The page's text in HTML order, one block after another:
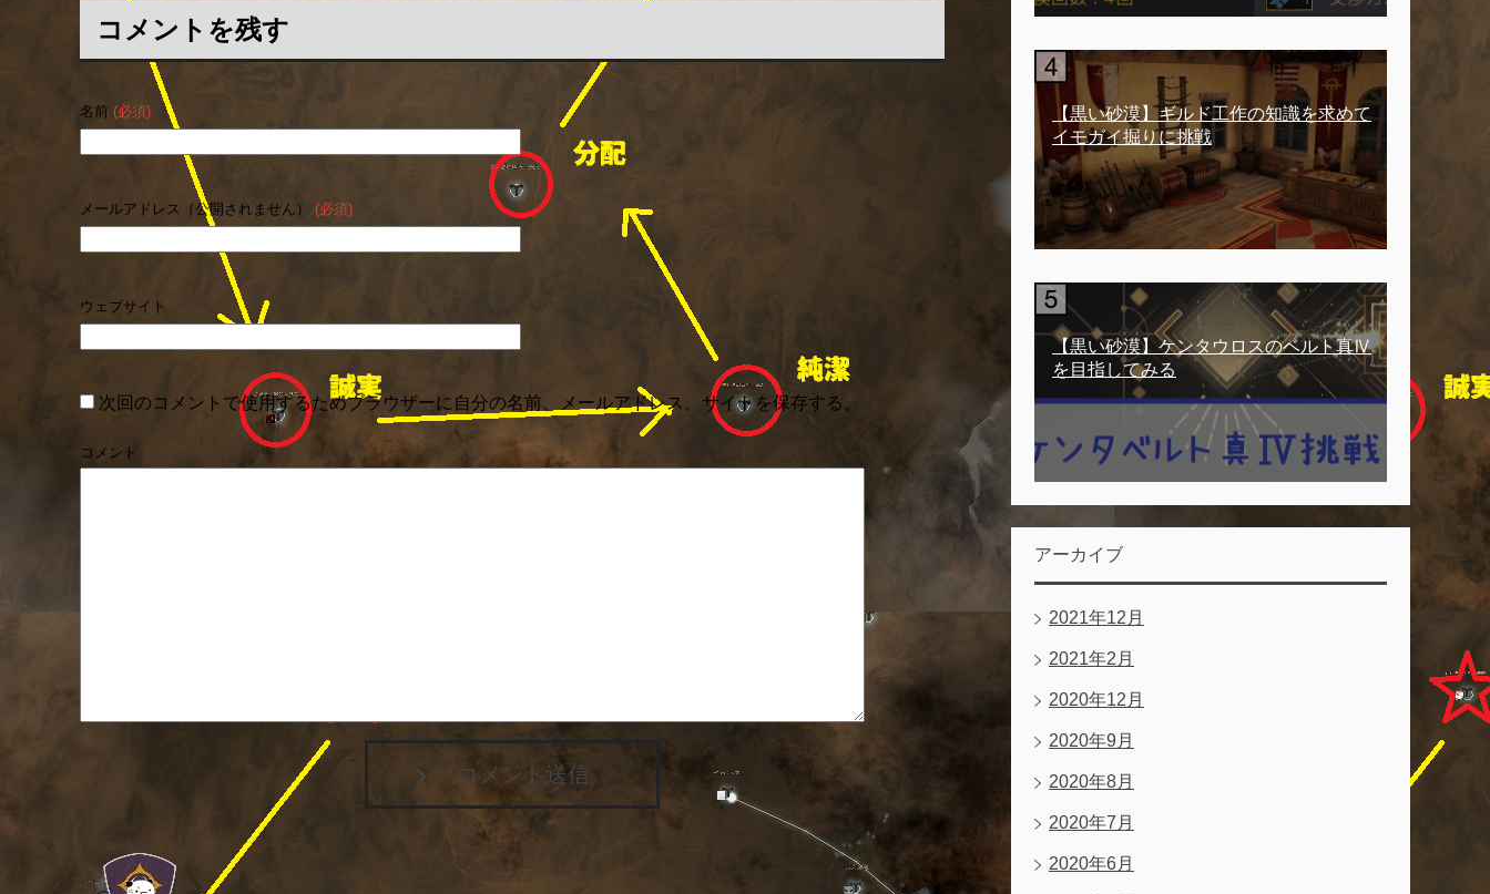
コメントを残す
名前 (必須)
メールアドレス（公開されません） (必須)
ウェブサイト
次回のコメントで使用するためブラウザーに自分の名前、メールアドレス、サイトを保存する。
コメント
コメント送信
【黒い砂漠】ギルド工作の知識を求めて
イモガイ掘りに挑戦
【黒い砂漠】ケンタウロスのベルト真Ⅳ
を目指してみる
アーカイブ
2021年12月
2021年2月
2020年12月
2020年9月
2020年8月
2020年7月
2020年6月